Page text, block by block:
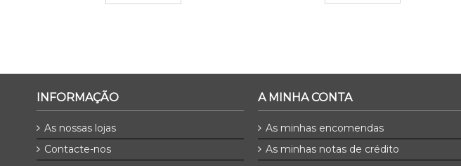
INFORMAÇÃO
As nossas lojas
Contacte-nos
A MINHA CONTA
As minhas encomendas
As minhas notas de crédito